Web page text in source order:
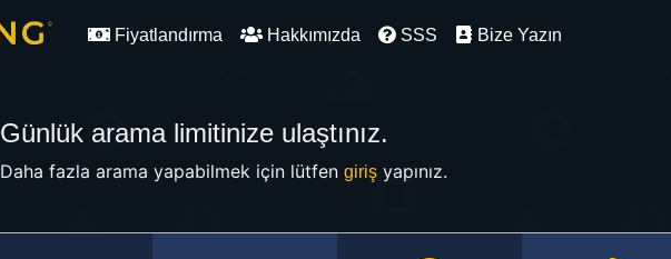
Fiyatlandırma Hakkımızda SSS Bize Yazın
Günlük arama limitinize ulaştınız.
Daha fazla arama yapabilmek için lütfen girişyapınız.